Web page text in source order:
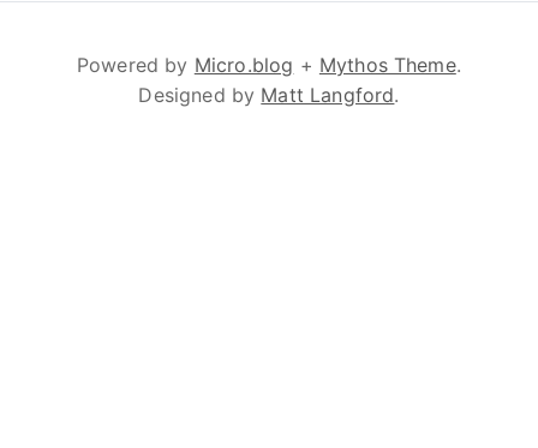
Powered by Micro.blog + Mythos Theme.
Designed by Matt Langford.